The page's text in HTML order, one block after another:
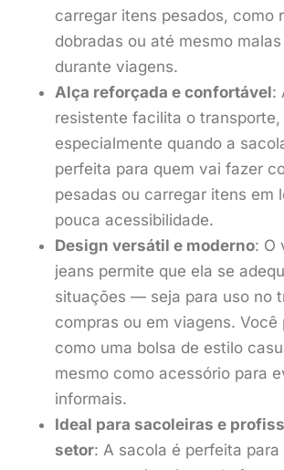
carregar itens pesados, como
dobradas ou até mesmo
durante viagens.
Alça reforçada e confortável:
resistente facilita o transporte,
especialmente quando a
perfeita para quem vai fazer
pesadas ou carregar itens em
pouca acessibilidade.
Design versátil e moderno: O
jeans permite que ela se
situações — seja para uso no
compras ou em viagens. Você
como uma bolsa de estilo
mesmo como acessório para
informais.
Ideal para sacoleiras e
setor: A sacola é perfeita